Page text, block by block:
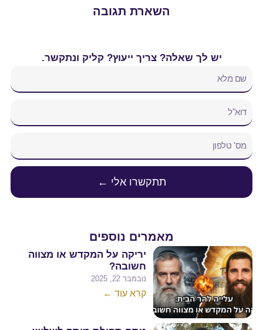
השארת תגובה
יש לך שאלה? צריך ייעוץ? קליק ונתקשר.
תתקשרו אלי ←
מאמרים נוספים
יריקה על המקדש או מצווה
חשובה?
נובמבר 22, 2025
קרא עוד ←